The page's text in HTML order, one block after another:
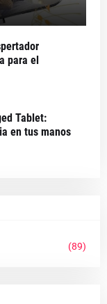
para el
Tablet:
en tus manos
(89)